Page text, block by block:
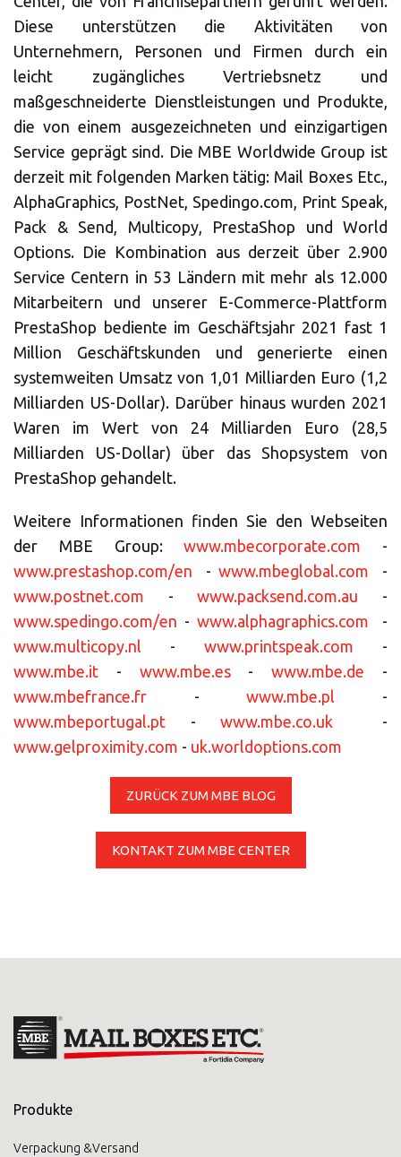
Diese unterstützen die Aktivitäten von
Unternehmern, Personen und Firmen durch ein
leicht zugängliches Vertriebsnetz und
maßgeschneiderte Dienstleistungen und Produkte,
die von einem ausgezeichneten und einzigartigen
Service geprägt sind. Die MBE Worldwide Group ist
derzeit mit folgenden Marken tätig: Mail Boxes Etc.,
AlphaGraphics, PostNet, Spedingo.com, Print Speak,
Pack & Send, Multicopy, PrestaShop und World
Options. Die Kombination aus derzeit über 2.900
Service Centern in 53 Ländern mit mehr als 12.000
Mitarbeitern und unserer E-Commerce-Plattform
PrestaShop bediente im Geschäftsjahr 2021 fast 1
Million Geschäftskunden und generierte einen
systemweiten Umsatz von 1,01 Milliarden Euro (1,2
Milliarden US-Dollar). Darüber hinaus wurden 2021
Waren im Wert von 24 Milliarden Euro (28,5
Milliarden US-Dollar) über das Shopsystem von
PrestaShop gehandelt.
Weitere Informationen finden Sie den Webseiten
der MBE Group:www.mbecorporate.com -
www.prestashop.com/en - www.mbeglobal.com -
www.postnet.com -www.packsend.com.au -
www.spedingo.com/en - www.alphagraphics.com -
www.multicopy.nl - www.printspeak.com -
www.mbe.it - www.mbe.es-www.mbe.de -
www.mbefrance.fr -www.mbe.pl -
www.mbeportugal.pt - www.mbe.co.uk -
www.gelproximity.com - uk.worldoptions.com
ZURÜCK ZUM MBE BLOG
KONTAKT ZUM MBE CENTER
Produkte
Verpackung &Versand
Asia/Pacific
Central Asia
Europe
ROW
Geben Sie die PLZ oder Adresse ein
SUCHEN
Benötigen Sie eine
Alternative?
SUCHEN SIE UNTER DEN ANDEREN 160
MBE CENTERN IN DEUTSCHLAND
Oder eröffnen Sie ein MBE Center
in Ihrer
Region.